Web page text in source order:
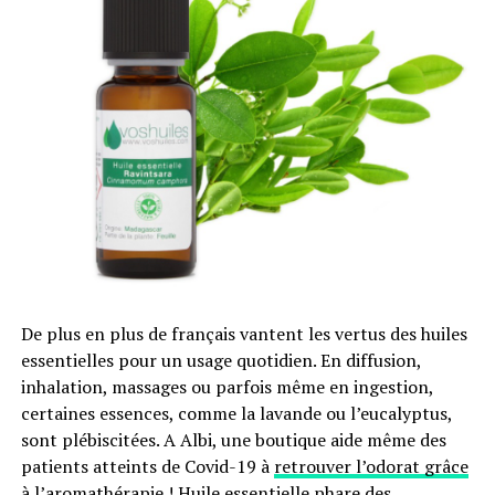
Quels sont les avantages et les
inconvénients d’une mousse
acoustique ?
Lorsque vous déciderez d’acheterune mousse
acoustique de bonne qualité, vous devrez
plusieurs paramètres en compte comme la
marque, l’épaisseur ou encore la matière
critères vont être importants pour déterminer le coût
final du produit. À cela, il faudra certainement ajouter le
Les avantages de la mousse
acoustique
L’un des avantages de la mousse acoustique est
indéniablementson efficacité. Il n’est pas évident de
De plus en plus de français vantent les vertus des huiles
essentielles pour un usage quotidien. En diffusion,
inhalation, massages ou parfois même en ingestion,
certaines essences, comme la lavande ou l’eucalyptus,
sont plébiscitées. A Albi, une boutique aide même des
patients atteints de Covid-19 à retrouver l’odorat grâce